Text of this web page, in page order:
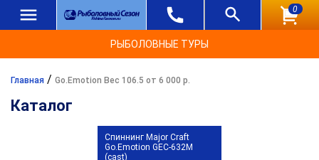
0
РЫБОЛОВНЫЕ ТУРЫ
Главная / Go.Emotion Вес 106.5 от 6 000 р.
Каталог
Спиннинг Major Craft
Go.Emotion GEC-632M
(cast)